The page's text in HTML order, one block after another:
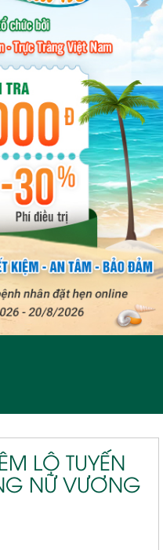
LỘ TUYẾN
NỮ VƯƠNG